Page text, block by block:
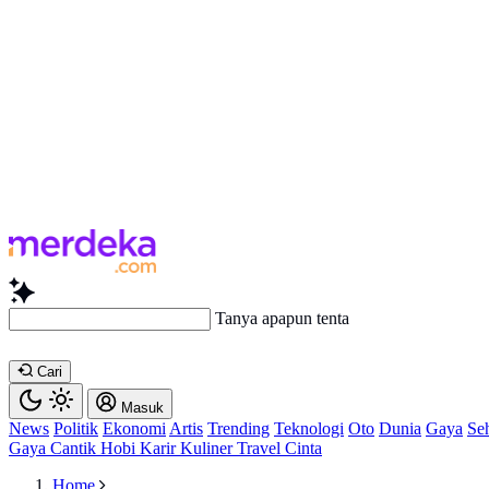
Tanya apapun tentang artikel ini..
Cari
Masuk
News Politik Ekonomi Artis Trending Teknologi Oto Dunia Gaya
Gaya Cantik Hobi KarirKulinerTravel Cinta
Home